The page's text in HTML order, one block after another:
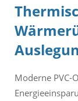
Moderne PVC-